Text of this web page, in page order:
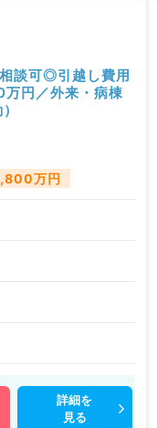
談可◎引越し費用
円／外来・病棟
万円
詳細を
見る